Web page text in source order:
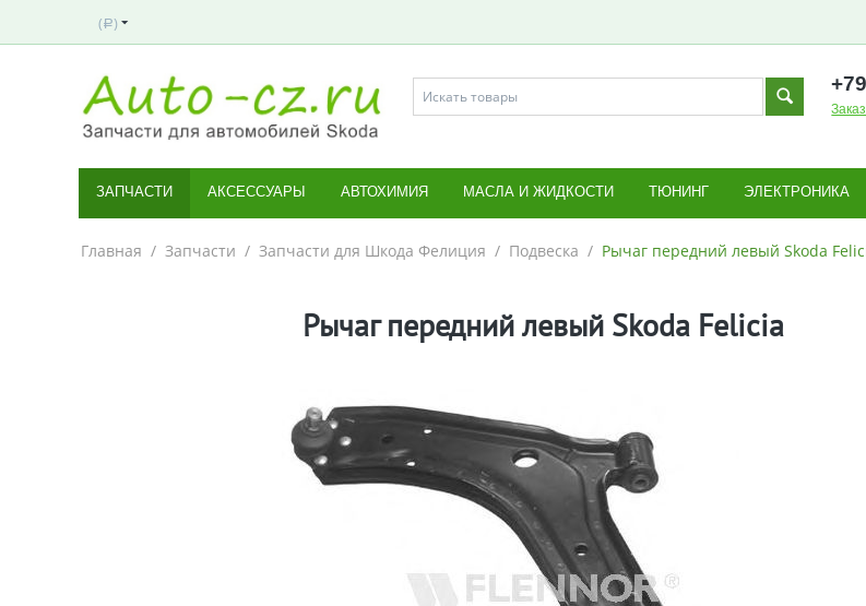
( Р )
ЗАПЧАСТИ АКСЕССУАРЫ АВТОХИМИЯ МАСЛА И ЖИДКОСТИ ТЮНИНГ ЭЛЕКТРОНИКА
Главная / Запчасти / Запчасти для Шкода Фелиция / Подвеска / Рычаг передний левый Skoda
Рычаг передний левый Skoda Felicia